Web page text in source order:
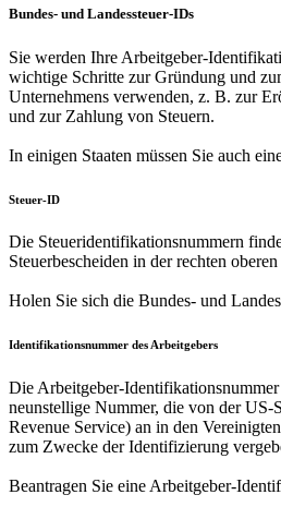
Bundes- und Landessteuer-IDs
Sie werden Ihre Arbeitgeber-
wichtige Schritte zur Gründung und
Unternehmens verwenden, z. B. zur
und zur Zahlung von Steuern.
In einigen Staaten müssen Sie auch
Steuer-ID
Die Steueridentifikationsnummern
Steuerbescheiden in der rechten
Holen Sie sich die Bundes- und
Identifikationsnummer des Arbeitgebers
Die Arbeitgeber-
neunstellige Nummer, die von der US-
Revenue Service) an in den
zum Zwecke der Identifizierung
Beantragen Sie eine Arbeitgeber-